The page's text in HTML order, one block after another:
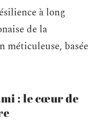
à long
de la
méticuleuse, basée
: le cœur de